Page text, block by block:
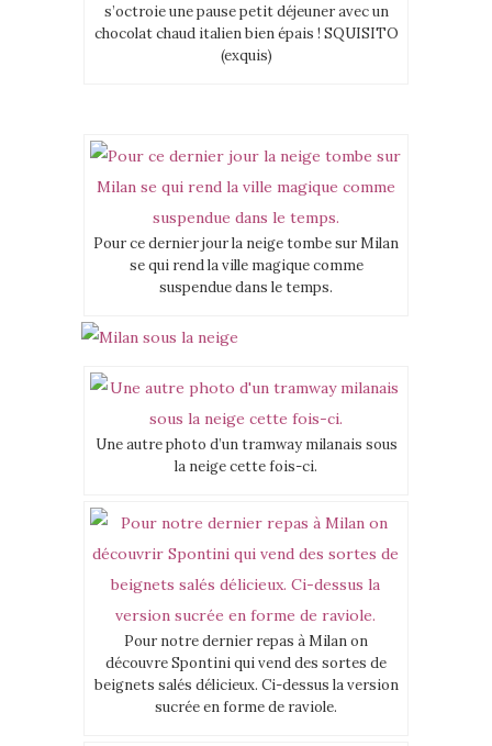
s’octroie une pause petit déjeuner avec un
chocolat chaud italien bien épais ! SQUISITO
(exquis)
Pour ce dernier jour la neige tombe sur Milan
se qui rend la ville magique comme
suspendue dans le temps.
Une autre photo d’un tramway milanais sous
la neige cette fois-ci.
Pour notre dernier repas à Milan on
découvre Spontini qui vend des sortes de
beignets salés délicieux. Ci-dessus la version
sucrée en forme de raviole.